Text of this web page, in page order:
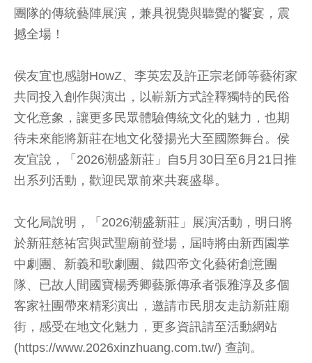
團隊的傳統藝陣展演，兼具視覺與聽覺的饗宴，震
撼全場！
侯友宜也感謝HowZ、李英宏及許正宗老師等藝術家
共同投入創作與演出，以嶄新方式詮釋獨特的民俗
文化意象，讓更多民眾體驗傳統文化的魅力，也期
待未來能將新莊在地文化發揚光大至國際舞台。侯
友宜說，「2026潮盛新莊」自5月30日至6月21日推
出系列活動，歡迎民眾前來共襄盛舉。
文化局說明，「2026潮盛新莊」展演活動，明日將
於新莊慈祐宮與武聖廟前登場，屆時將由新西園掌
中劇團、新義和歌劇團、鐵四帝文化藝術創意團
隊、已故人間國寶楊秀卿藝脈傳承者張雅淳及多個
客家社團帶來精彩演出，邀請市民朋友走訪新莊廟
街，感受在地文化魅力，更多資訊請至活動網站
(https://www.2026xinzhuang.com.tw/) 查詢。